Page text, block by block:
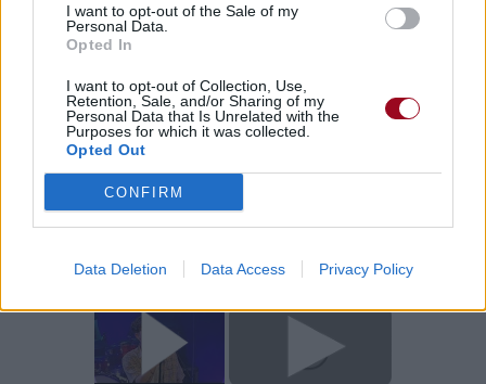
I want to opt-out of the Sale of my
Personal Data.
Opted In
I want to opt-out of Collection, Use,
Retention, Sale, and/or Sharing of my
Personal Data that Is Unrelated with the
Purposes for which it was collected.
Opted Out
CONFIRM
Data Deletion Data Access Privacy Policy
Paroles + Traduction
Commentaires
Voir la vidéo de «Run In The Rain»
Chanson sans vidéo Chanson sans vidéo